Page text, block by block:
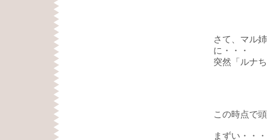
さて、マル
に・・・
突然「ルナ
この時点で
まずい・・